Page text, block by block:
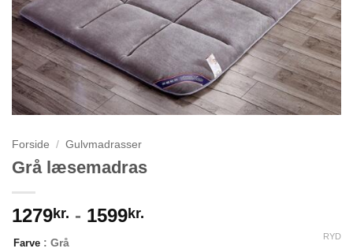
Forside / Gulvmadrasser
Grå læsemadras
1279kr. - 1599kr.
Farve : Grå
RYD